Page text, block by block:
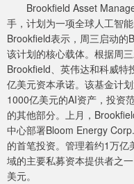
Brookfield Asset
手，计划为一项全球人工智
Brookfield表示，周三启动的
该计划的核心载体。根据周
Brookfield、英伟达和科威特
亿美元资本承诺。该基金计
1000亿美元的AI资产，投资
的其他部分。上月，
中心部署Bloom Energy
的首笔投资。管理着约1万
域的主要私募资本提供者之
美元。